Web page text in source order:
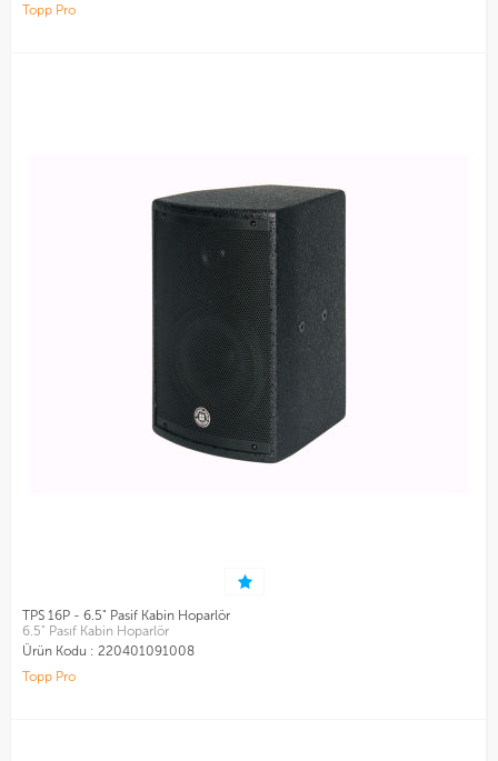
Topp Pro
TPS 16P - 6.5" Pasif Kabin Hoparlör
6.5" Pasıf Kabin Hoparlör
Ürün Kodu : 220401091008
Topp Pro